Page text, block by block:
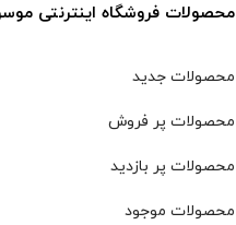
محصولات فروشگاه اینترنتی
محصولات جدید
محصولات پر فروش
محصولات پر بازدید
محصولات موجود